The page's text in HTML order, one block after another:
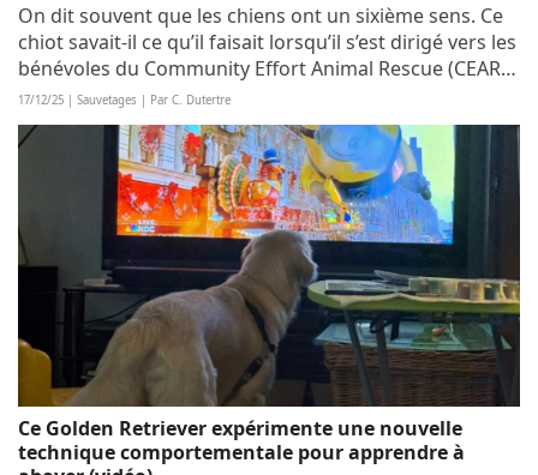
On dit souvent que les chiens ont un sixième sens. Ce
chiot savait-il ce qu’il faisait lorsqu’il s’est dirigé vers les
bénévoles du Community Effort Animal Rescue (CEAR) ?
Toujours est-il que ces derniers l’ont recueilli avec joie,
lui...
17/12/25 | Sauvetages | Par C. Dutertre
Ce Golden Retriever expérimente une nouvelle
technique comportementale pour apprendre à